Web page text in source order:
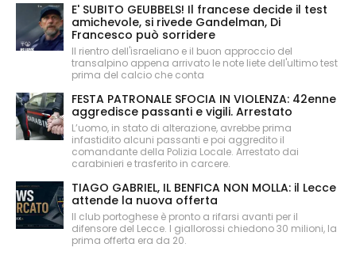
E' SUBITO GEUBBELS! Il francese decide il test
amichevole, si rivede Gandelman, Di
Francesco può sorridere
Il rientro dell'israeliano e il buon approccio del
transalpino appena arrivato le note liete dell'ultimo test
prima del calcio che conta
FESTA PATRONALE SFOCIA IN VIOLENZA: 42enne
aggredisce passanti e vigili. Arrestato
L’uomo, in stato di alterazione, avrebbe prima
infastidito alcuni passanti e poi aggredito il
comandante della Polizia Locale. Arrestato dai
carabinieri e trasferito in carcere.
TIAGO GABRIEL, IL BENFICA NON MOLLA: il Lecce
attende la nuova offerta
Il club portoghese è pronto a rifarsi avanti per il
difensore del Lecce. I giallorossi chiedono 30 milioni, la
prima offerta era da 20.